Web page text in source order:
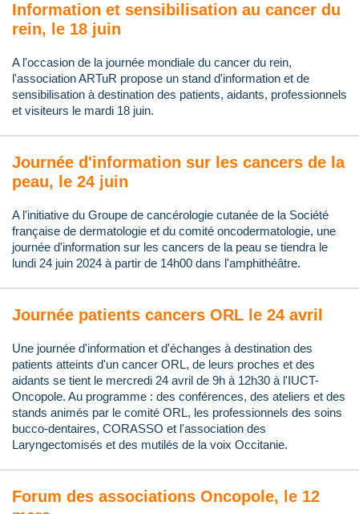
Information et sensibilisation au cancer du
rein, le 18 juin
A l'occasion de la journée mondiale du cancer du rein,
l'association ARTuR propose un stand d'information et de
sensibilisation à destination des patients, aidants, professionnels
et visiteurs le mardi 18 juin.
Journée d'information sur les cancers de la
peau, le 24 juin
A l'initiative du Groupe de cancérologie cutanée de la Société
française de dermatologie et du comité oncodermatologie, une
journée d'information sur les cancers de la peau se tiendra le
lundi 24 juin 2024 à partir de 14h00 dans l'amphithéâtre.
Journée patients cancers ORL le 24 avril
Une journée d'information et d'échanges à destination des
patients atteints d'un cancer ORL, de leurs proches et des
aidants se tient le mercredi 24 avril de 9h à 12h30 à l'IUCT-
Oncopole. Au programme : des conférences, des ateliers et des
stands animés par le comité ORL, les professionnels des soins
bucco-dentaires, CORASSO et l'association des
Laryngectomisés et des mutilés de la voix Occitanie.
Forum des associations Oncopole, le 12